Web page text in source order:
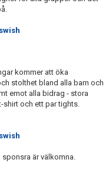
kommer att öka
stolthet bland alla barn och
emot alla bidrag - stora
shirt och ett par tights.
är välkomna.